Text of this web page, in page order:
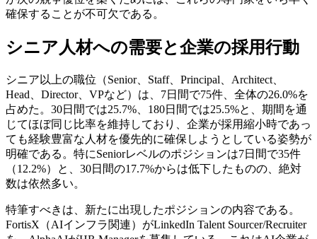
確保することが不可欠である。
シニア人材への需要と企業の採用行動
シニア以上の職位（Senior、Staff、Principal、Architect、
Head、Director、VPなど）は、7日間で75件、全体の26.0%を
占めた。30日間では25.7%、180日間では25.5%と、期間を通
じてほぼ同じ比率を維持しており、企業が採用縮小時であっ
ても経験豊富な人材を優先的に確保しようとしている姿勢が
明確である。特にSeniorレベルのポジションは7日間で35件
（12.2%）と、30日間の17.7%からは低下したものの、絶対
数は依然多い。
特筆すべきは、新たに出現したポジションの内容である。
FortisX（AIインフラ関連）がLinkedIn Talent Sourcer/Recruiter